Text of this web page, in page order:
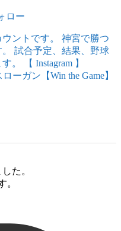
ロー
ントです。 神宮で勝つ
試合予定、結果、野球
。 【 Instagram 】
ーガン【Win the Game】
た。
。